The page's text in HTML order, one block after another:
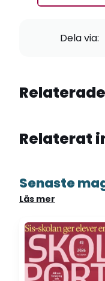
Dela via:
Relaterat
Senaste
Läs mer